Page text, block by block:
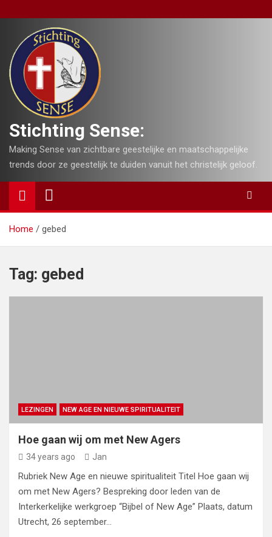
to
content
Stichting Sense:
Making Sense van zichtbare geestelijke en maatschappelijke
trends door ze geestelijk te duiden vanuit het christelijk geloof.
Home gebed
Tag: gebed
LEZINGEN NEW AGE EN NIEUWE SPIRITUALITEIT
Hoe gaan wij om met New Agers
34 years ago Jan
Rubriek New Age en nieuwe spiritualiteit Titel Hoe gaan wij
om met New Agers? Bespreking door leden van de
Interkerkelijke werkgroep “Bijbel of New Age” Plaats, datum
Utrecht, 26 september…